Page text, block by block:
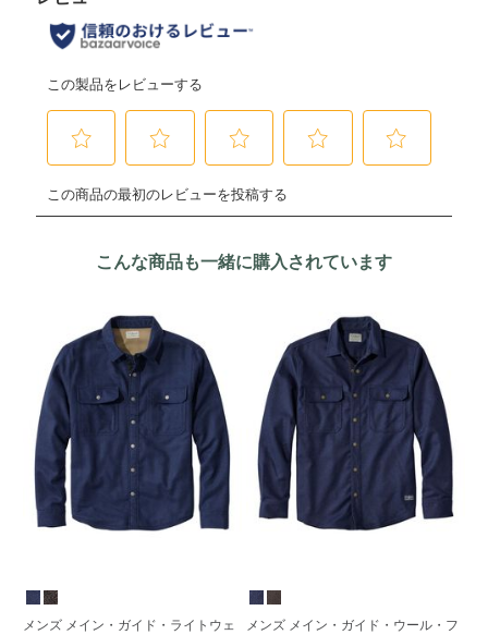
こんな商品も一緒に購入されています
メンズ メイン・ガイド・ライトウェ
メンズ メイン・ガイド・ウール・フ